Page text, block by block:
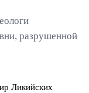
разрушенной
Ликийских